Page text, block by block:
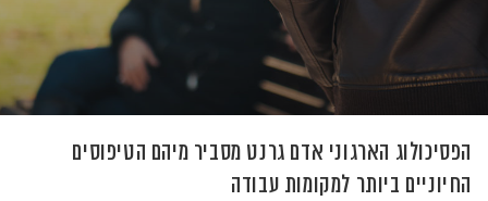
הפסיכולוג הארגוני אדם גרנט מסביר מיהם הטיפוסים
החיוניים ביותר למקומות עבודה